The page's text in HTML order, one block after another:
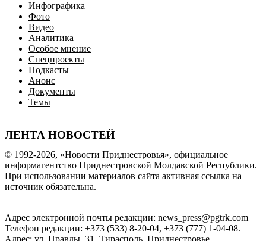
Инфографика
Фото
Видео
Аналитика
Особое мнение
Спецпроекты
Подкасты
Анонс
Документы
Темы
ЛЕНТА НОВОСТЕЙ
© 1992-2026, «Новости Приднестровья», официальное
информагентство Приднестровской Молдавской Республики.
При использовании материалов сайта активная ссылка на
источник обязательна.
Адрес электронной почты редакции: news_press@pgtrk.com
Телефон редакции: +373 (533) 8-20-04, +373 (777) 1-04-08.
Адрес: ул. Правды, 31, Тирасполь, Приднестровье